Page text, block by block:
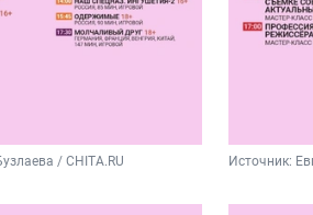
/ CHITA.RU Источник: